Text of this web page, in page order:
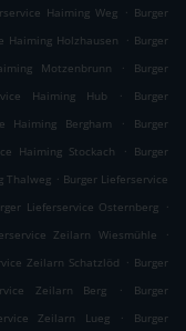
Haiming Weg . Burger
Haiming Holzhausen . Burger
Motzenbrunn .
Burger
Haiming Hub .
Burger
Haiming Bergham .
Burger
Haiming Stockach . Burger
Thalweg . Burger Lieferservice
Lieferservice Osternberg .
Zeilarn Wiesmühle
.
Zeilarn Schatzlöd . Burger
Zeilarn Berg .
Burger
Zeilarn Lueg .
Burger